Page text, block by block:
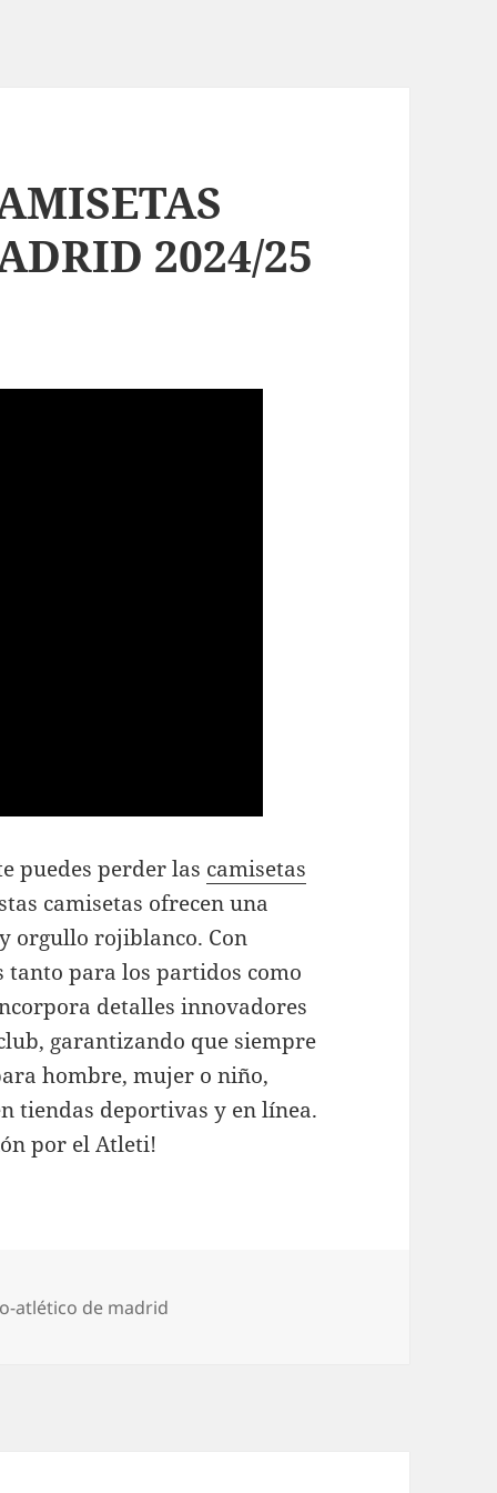
2024/25
puedes perder las camisetas
camisetas ofrecen una
orgullo rojiblanco. Con
tanto para los partidos como
detalles innovadores
garantizando que siempre
hombre, mujer o niño,
tiendas deportivas y en línea.
por el Atleti!
atlético de madrid